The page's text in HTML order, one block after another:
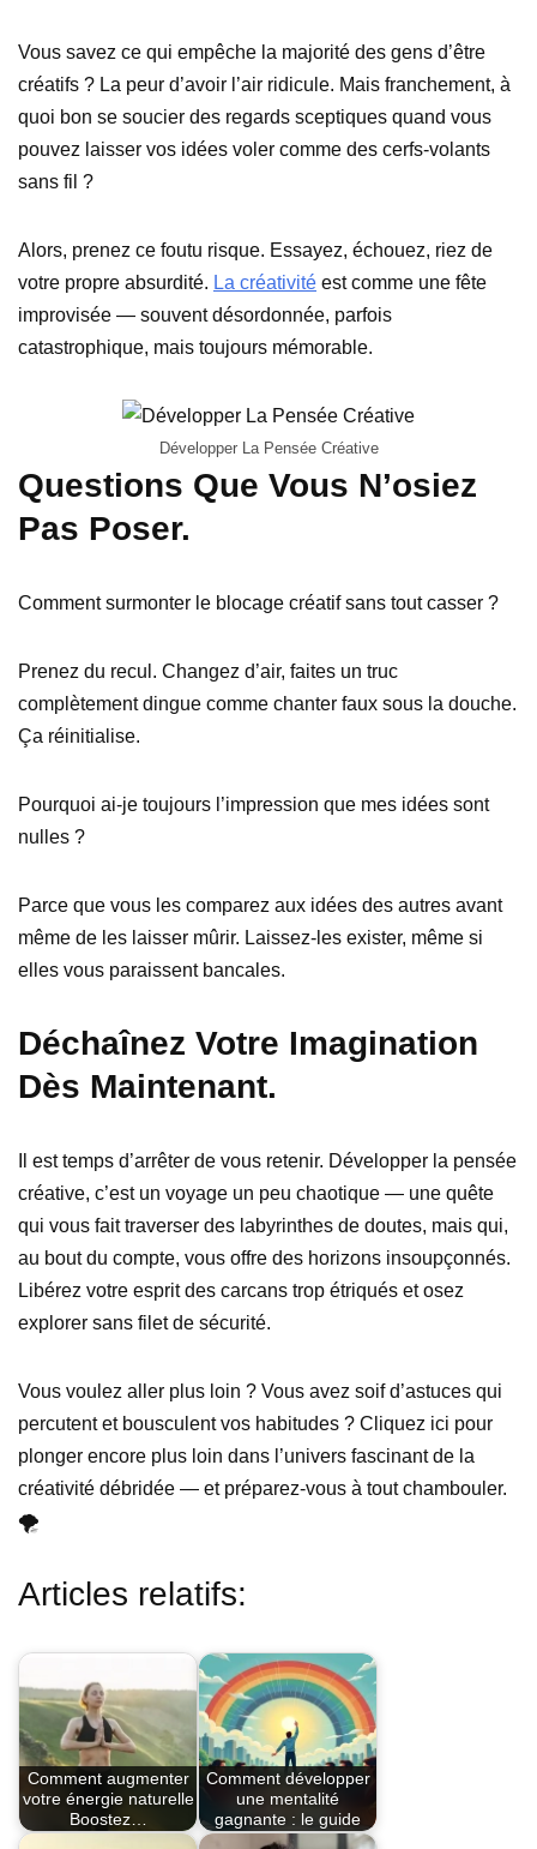
Vous savez ce qui empêche la majorité des gens d’être
créatifs ? La peur d’avoir l’air ridicule. Mais franchement, à
quoi bon se soucier des regards sceptiques quand vous
pouvez laisser vos idées voler comme des cerfs-volants
sans fil ?
Alors, prenez ce foutu risque. Essayez, échouez, riez de
votre propre absurdité. La créativité est comme une fête
improvisée — souvent désordonnée, parfois
catastrophique, mais toujours mémorable.
Développer La Pensée Créative
Questions Que Vous N’osiez
Pas Poser.
Comment surmonter le blocage créatif sans tout casser ?
Prenez du recul. Changez d’air, faites un truc
complètement dingue comme chanter faux sous la douche.
Ça réinitialise.
Pourquoi ai-je toujours l’impression que mes idées sont
nulles ?
Parce que vous les comparez aux idées des autres avant
même de les laisser mûrir. Laissez-les exister, même si
elles vous paraissent bancales.
Déchaînez Votre Imagination
Dès Maintenant.
Il est temps d’arrêter de vous retenir. Développer la pensée
créative, c’est un voyage un peu chaotique — une quête
qui vous fait traverser des labyrinthes de doutes, mais qui,
au bout du compte, vous offre des horizons insoupçonnés.
Libérez votre esprit des carcans trop étriqués et osez
explorer sans filet de sécurité.
Vous voulez aller plus loin ? Vous avez soif d’astuces qui
percutent et bousculent vos habitudes ? Cliquez ici pour
plonger encore plus loin dans l’univers fascinant de la
créativité débridée — et préparez-vous à tout chambouler.
🌪️
Articles relatifs:
Comment augmenter
votre énergie naturelle
Boostez…
Comment développer
une mentalité
gagnante : le guide